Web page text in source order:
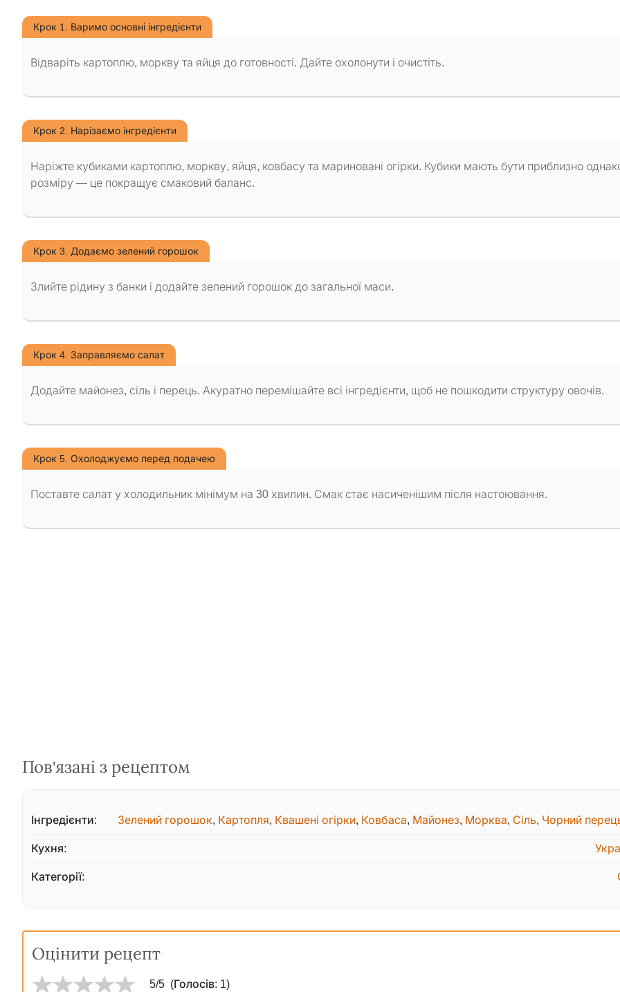
Крок 1. Варимо основні інгредієнти
Відваріть картоплю, моркву та яйця до готовності. Дайте охолонути і очистіть.
Крок 2. Нарізаємо інгредієнти
Наріжте кубиками картоплю, моркву, яйця, ковбасу та мариновані огірки. Кубики мають бути приблизно
розміру — це покращує смаковий баланс.
Крок 3. Додаємо зелений горошок
Злийте рідину з банки і додайте зелений горошок до загальної маси.
Крок 4. Заправляємо салат
Додайте майонез, сіль і перець. Акуратно перемішайте всі інгредієнти, щоб не пошкодити структуру овочів.
Крок 5. Охолоджуємо перед подачею
Поставте салат у холодильник мінімум на 30 хвилин. Смак стає насиченішим після настоювання.
Пов'язані з рецептом
Інгредієнти: Зелений горошок, Картопля, Квашені огірки, Ковбаса, Майонез, Морква, Сіль, Чорний
Кухня:
Категорії:
Оцінити рецепт
5/5 (Голосів: 1)